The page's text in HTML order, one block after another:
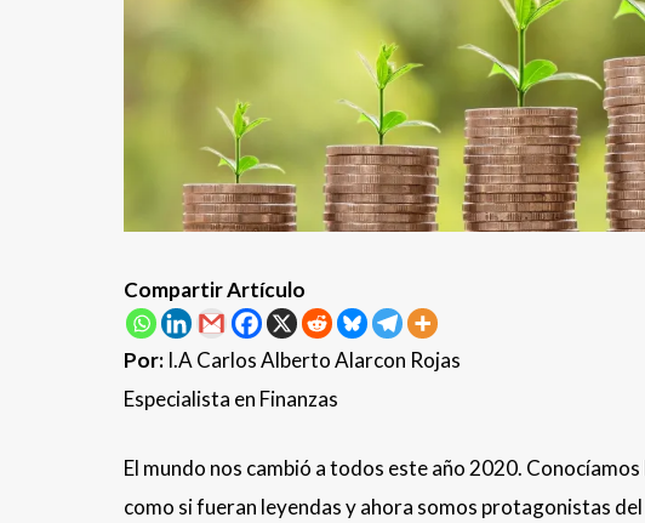
Compartir Artículo
Por: I.A Carlos Alberto Alarcon Rojas
Especialista en Finanzas
El mundo nos cambió a todos este año 2020.
como si fueran leyendas y ahora somos protagonistas